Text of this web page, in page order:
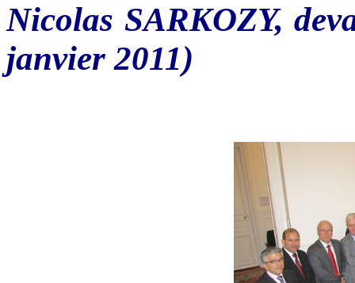
Nicolas SARKOZY,
janvier 2011)